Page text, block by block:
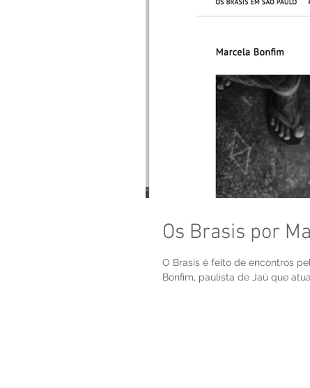
Os Brasis por
O Brasis é feito de encontros
Bonfim, paulista de Jaú que